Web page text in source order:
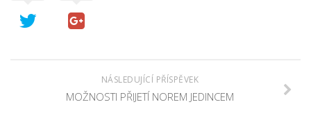
NÁSLEDUJÍCÍ PŘÍSPĚVEK
MOŽNOSTI PŘIJETÍ NOREM JEDINCEM